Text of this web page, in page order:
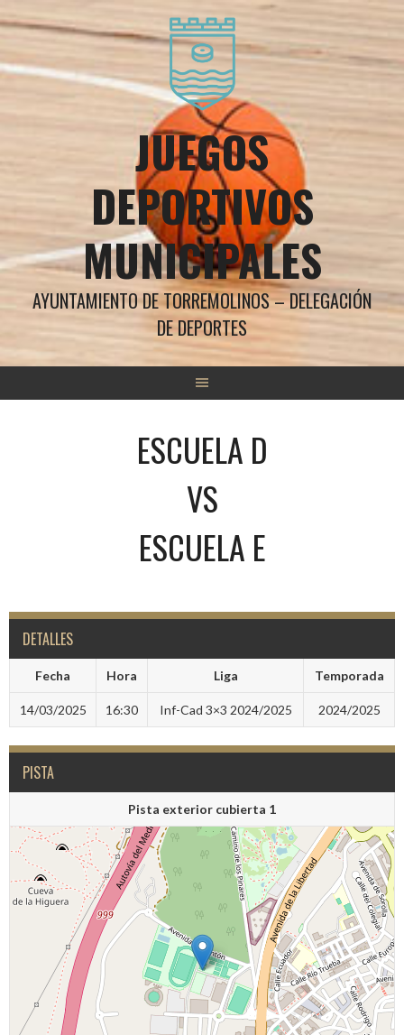
al
JUEGOS
DEPORTIVOS
MUNICIPALES
AYUNTAMIENTO DE TORREMOLINOS – DELEGACIÓN
DE DEPORTES
ESCUELA D
VS
ESCUELA E
DETALLES
Fecha Hora Liga Temporada
14/03/2025 16:30 Inf-Cad 3×3 2024/2025 2024/2025
PISTA
Pista exterior cubierta 1